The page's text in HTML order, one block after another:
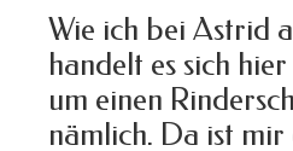
Wie ich bei Astrid
handelt es sich
um einen
nämlich. Da ist